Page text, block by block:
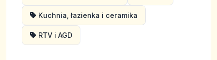
Kuchnia, łazienka i ceramika
RTV i AGD